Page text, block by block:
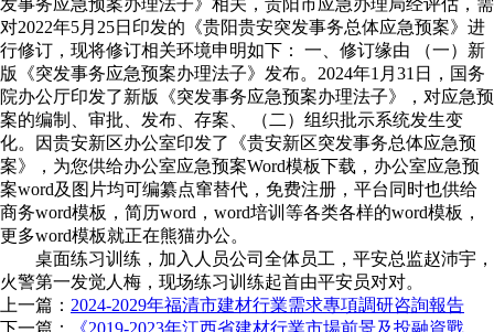
发事务应急预案办理法子》相关，贵阳市应急办理局经评估，需
对2022年5月25日印发的《贵阳贵安突发事务总体应急预案》进
行修订，现将修订相关环境申明如下： 一、修订缘由 （一）新
版《突发事务应急预案办理法子》发布。2024年1月31日，国务
院办公厅印发了新版《突发事务应急预案办理法子》，对应急预
案的编制、审批、发布、存案、 （二）组织批示系统发生变
化。因贵安新区办公室印发了《贵安新区突发事务总体应急预
案》，为您供给办公室应急预案Word模板下载，办公室应急预
案word及图片均可编纂点窜替代，免费注册，平台同时也供给
商务word模板，简历word，word培训等各类各样的word模板，
更多word模板就正在熊猫办公。
桌面练习训练，加入人员公司全体员工，平安总监赵沛宇，
火警第一发觉人梅，现场练习训练起首由平安员对对。
上一篇： 2024-2029年福清市建材行業需求專項調研咨詢報告
下一篇：
《2019-2023年江西省建材行業市場前景及投融資戰